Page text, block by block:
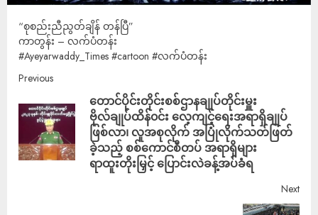
“စုစည်းညီညွတ်ချိန် တန်ပြီ”
ကာတွန်း – လက်ပံတန်း
#Ayeyarwaddy_Times #cartoon #လက်ပံတန်း
Previous
တောင်ပိုင်းတိုင်းစစ်ဌာနချုပ်တိုင်းမှူး
ဗိုလ်ချုပ်ထိန်၀င်း လေ့ကျင့်ရေးအရာရှိချုပ်
ဖြစ်လာ၊ လူအစုလိုက် အပြုံလိုက်သတ်ဖြတ်
ခဲ့သည့် စစ်ကောင်စီတပ် အရာရှိများ
ရာထူးတိုးမြှင့် ပြောင်းလဲခန့်အပ်ခံရ
Next